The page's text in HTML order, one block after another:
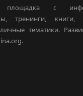
площадка с
тренинги, книги,
тематики.